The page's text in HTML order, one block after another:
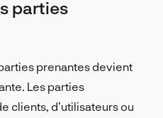
parties
prenantes devient
Les parties
clients, d’utilisateurs ou